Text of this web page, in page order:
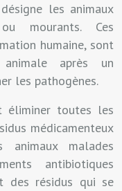
les animaux
mourants. Ces
humaine, sont
animale après un
les pathogènes.
éliminer toutes les
médicamenteux
malades
antibiotiques
des résidus qui se